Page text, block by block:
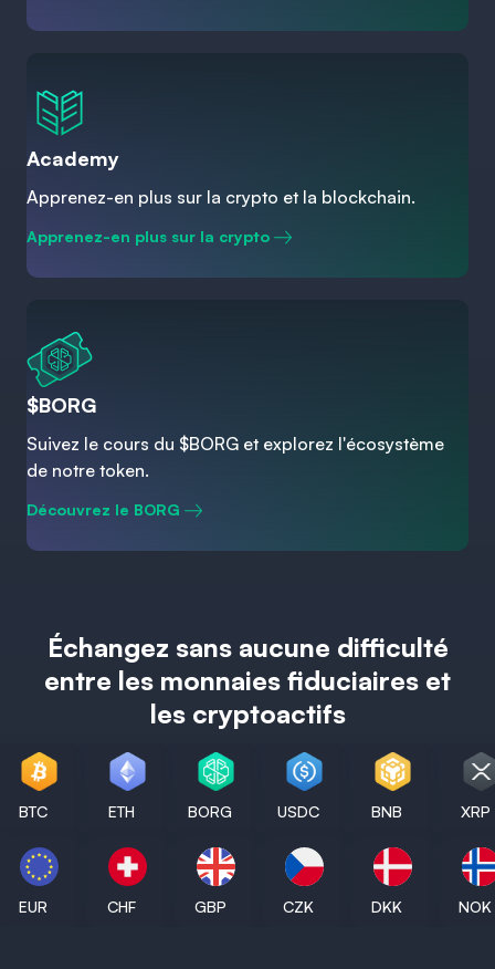
Academy
Apprenez-en plus sur la crypto et la blockchain.
Apprenez-en plus sur la crypto
$BORG
Suivez le cours du $BORG et explorez l'écosystème
de notre token.
Découvrez le BORG
Échangez sans aucune difficulté
entre les monnaies fiduciaires et
les cryptoactifs
BTC ETH BORG USDC BNB XRP
EUR CHF GBP CZK DKK NOK